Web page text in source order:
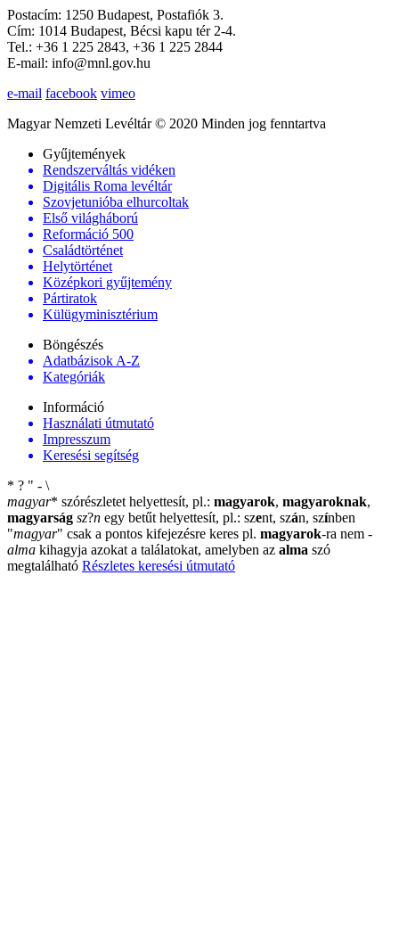
Postacím: 1250 Budapest, Postafiók 3.
Cím: 1014 Budapest, Bécsi kapu tér 2-4.
Tel.: +36 1 225 2843, +36 1 225 2844
E-mail: info@mnl.gov.hu
e-mail facebook vimeo
Magyar Nemzeti Levéltár © 2020 Minden jog fenntartva
Gyűjtemények
Rendszerváltás vidéken
Digitális Roma levéltár
Szovjetunióba elhurcoltak
Első világháború
Reformáció 500
Családtörténet
Helytörténet
Középkori gyűjtemény
Pártiratok
Külügyminisztérium
Böngészés
Adatbázisok A-Z
Kategóriák
Információ
Használati útmutató
Impresszum
Keresési segítség
* ? " - \
magyar* szórészletet helyettesít, pl.: magyarok, magyaroknak,
magyarság sz?n egy betűt helyettesít, pl.: szent, szán, színben
"magyar" csak a pontos kifejezésre keres pl. magyarok-ra nem -
alma kihagyja azokat a találatokat, amelyben az alma szó
megtalálható Részletes keresési útmutató